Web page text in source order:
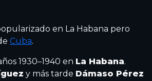
en La Habana pero
Cuba.
1930–1940 en La Habana.
y más tarde Dámaso Pérez